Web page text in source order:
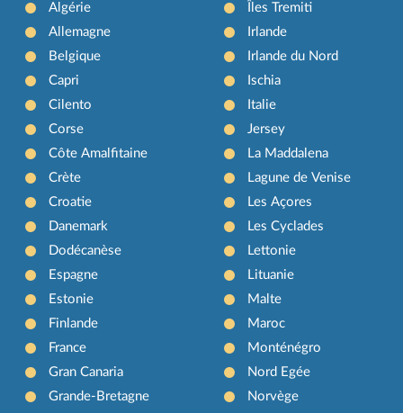
Algérie
Allemagne
Belgique
Capri
Cilento
Corse
Côte Amalfitaine
Crète
Croatie
Danemark
Dodécanèse
Espagne
Estonie
Finlande
France
Gran Canaria
Grande-Bretagne
Îles Tremiti
Irlande
Irlande du Nord
Ischia
Italie
Jersey
La Maddalena
Lagune de Venise
Les Açores
Les Cyclades
Lettonie
Lituanie
Malte
Maroc
Monténégro
Nord Egée
Norvège